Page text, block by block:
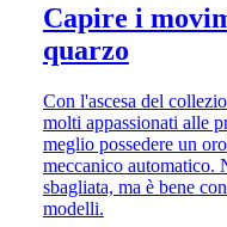
nostro
universo
nostra
storia
Il
nostro
museo
Ambasciatori
Capire i
quarzo
Con l'ascesa del
molti appassionati alle
meglio possedere un
meccanico automatico.
sbagliata, ma è bene
modelli.